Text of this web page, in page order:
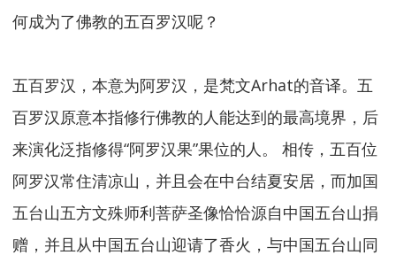
何成为了佛教的五百罗汉呢？
五百罗汉，本意为阿罗汉，是梵文Arhat的音译。五
百罗汉原意本指修行佛教的人能达到的最高境界，后
来演化泛指修得“阿罗汉果”果位的人。 相传，五百位
阿罗汉常住清凉山，并且会在中台结夏安居，而加国
五台山五方文殊师利菩萨圣像恰恰源自中国五台山捐
赠，并且从中国五台山迎请了香火，与中国五台山同